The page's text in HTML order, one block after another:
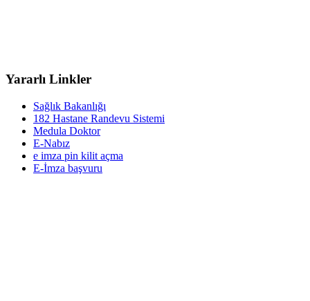
Yararlı Linkler
Sağlık Bakanlığı
182 Hastane Randevu Sistemi
Medula Doktor
E-Nabız
e imza pin kilit açma
E-İmza başvuru